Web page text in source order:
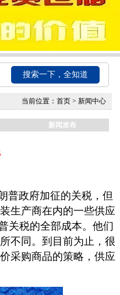
搜索一下，全知道
当前位置： 首页 > 新闻中心
新闻发布
普政府加征的关税，但
生产商在内的一些供应
关税的全部成本。他们
不同。到目前为止，很
采购商品的策略，供应